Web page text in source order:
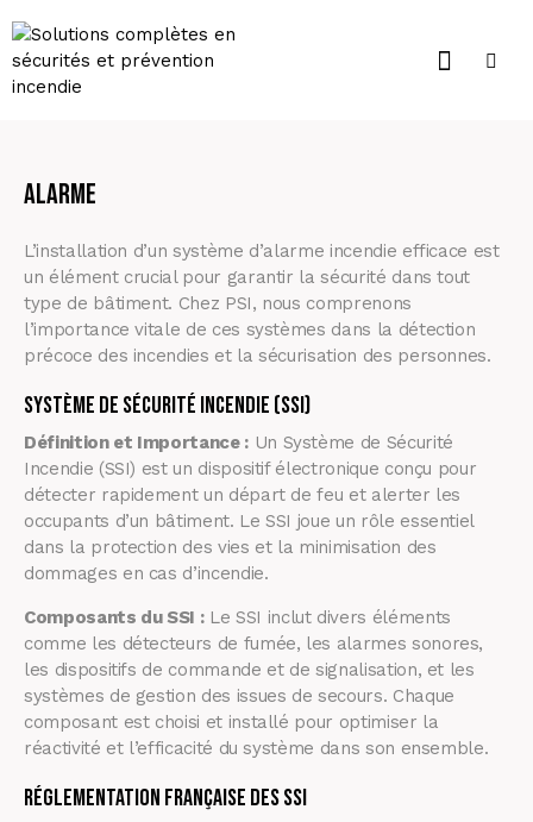
Alarme
L’installation d’un système d’alarme incendie efficace est
un élément crucial pour garantir la sécurité dans tout
type de bâtiment. Chez PSI, nous comprenons
l’importance vitale de ces systèmes dans la détection
précoce des incendies et la sécurisation des personnes.
Système de Sécurité Incendie (SSI)
Définition et Importance :Un Système de Sécurité
Incendie (SSI) est un dispositif électronique conçu pour
détecter rapidement un départ de feu et alerter les
occupants d’un bâtiment. Le SSI joue un rôle essentiel
dans la protection des vies et la minimisation des
dommages en cas d’incendie.
Composants du SSI :Le SSI inclut divers éléments
comme les détecteurs de fumée, les alarmes sonores,
les dispositifs de commande et de signalisation, et les
systèmes de gestion des issues de secours. Chaque
composant est choisi et installé pour optimiser la
réactivité et l’efficacité du système dans son ensemble.
Réglementation Française des SSI